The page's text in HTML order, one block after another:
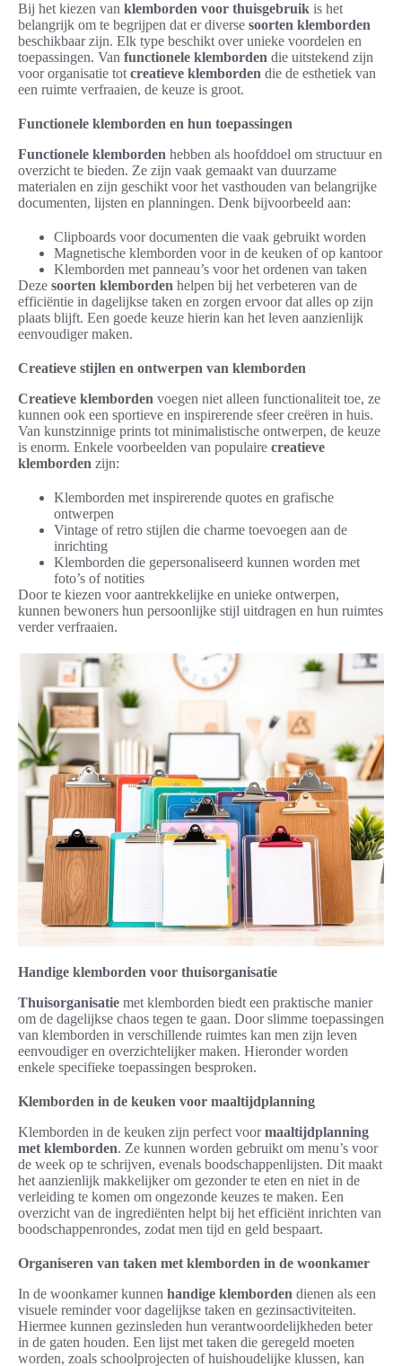
Bij het kiezen van klemborden voor thuisgebruik is het
belangrijk om te begrijpen dat er diverse soorten klemborden
beschikbaar zijn. Elk type beschikt over unieke voordelen en
toepassingen. Van functionele klemborden die uitstekend zijn
voor organisatie tot creatieve klemborden die de esthetiek van
een ruimte verfraaien, de keuze is groot.
Functionele klemborden en hun toepassingen
Functionele klemborden hebben als hoofddoel om structuur en
overzicht te bieden. Ze zijn vaak gemaakt van duurzame
materialen en zijn geschikt voor het vasthouden van belangrijke
documenten, lijsten en planningen. Denk bijvoorbeeld aan:
Clipboards voor documenten die vaak gebruikt worden
Magnetische klemborden voor in de keuken of op kantoor
Klemborden met panneau’s voor het ordenen van taken
Deze soorten klemborden helpen bij het verbeteren van de
efficiëntie in dagelijkse taken en zorgen ervoor dat alles op zijn
plaats blijft. Een goede keuze hierin kan het leven aanzienlijk
eenvoudiger maken.
Creatieve stijlen en ontwerpen van klemborden
Creatieve klemborden voegen niet alleen functionaliteit toe, ze
kunnen ook een sportieve en inspirerende sfeer creëren in huis.
Van kunstzinnige prints tot minimalistische ontwerpen, de keuze
is enorm. Enkele voorbeelden van populaire creatieve
klemborden zijn:
Klemborden met inspirerende quotes en grafische
ontwerpen
Vintage of retro stijlen die charme toevoegen aan de
inrichting
Klemborden die gepersonaliseerd kunnen worden met
foto’s of notities
Door te kiezen voor aantrekkelijke en unieke ontwerpen,
kunnen bewoners hun persoonlijke stijl uitdragen en hun ruimtes
verder verfraaien.
Handige klemborden voor thuisorganisatie
Thuisorganisatie met klemborden biedt een praktische manier
om de dagelijkse chaos tegen te gaan. Door slimme toepassingen
van klemborden in verschillende ruimtes kan men zijn leven
eenvoudiger en overzichtelijker maken. Hieronder worden
enkele specifieke toepassingen besproken.
Klemborden in de keuken voor maaltijdplanning
Klemborden in de keuken zijn perfect voormaaltijdplanning
met klemborden. Ze kunnen worden gebruikt om menu’s voor
de week op te schrijven, evenals boodschappenlijsten. Dit maakt
het aanzienlijk makkelijker om gezonder te eten en niet in de
verleiding te komen om ongezonde keuzes te maken. Een
overzicht van de ingrediënten helpt bij het efficiënt inrichten van
boodschappenrondes, zodat men tijd en geld bespaart.
Organiseren van taken met klemborden in de woonkamer
In de woonkamer kunnen handige klemborden dienen als een
visuele reminder voor dagelijkse taken en gezinsactiviteiten.
Hiermee kunnen gezinsleden hun verantwoordelijkheden beter
in de gaten houden. Een lijst met taken die geregeld moeten
worden, zoals schoolprojecten of huishoudelijke klussen, kan